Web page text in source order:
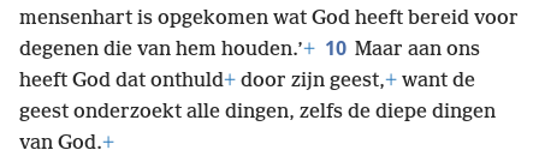
mensenhart is opgekomen wat God heeft bereid voor
degenen die van hem houden.’+ 10 Maar aan ons
heeft God dat onthuld+ door zijn geest,+ want de
geest onderzoekt alle dingen, zelfs de diepe dingen
van God.+